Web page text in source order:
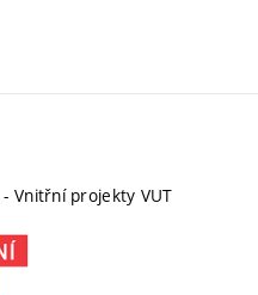
- Vnitřní projekty VUT